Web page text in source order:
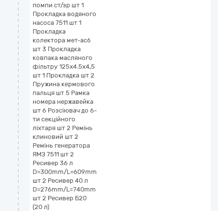
помпи ст/зр шт 1
Прокладка водяного
насоса 7511 шт 1
Прокладка
колектора мет-асб
шт 3 Прокладка
ковпака масляного
фільтру 125х4.5х4,5
шт 1 Прокладка шт 2
Пружина кермового
пальця шт 5 Рамка
номера нержавейка
шт 6 Розсіювач до 6-
ти секційного
ліхтаря шт 2 Ремінь
клиновий шт 2
Ремінь генератора
ЯМЗ 7511 шт 2
Ресивер 36 л
D=300mm/L=609mm
шт 2 Ресивер 40 л
D=276mm/L=740mm
шт 2 Ресивер Б20
(20 л)